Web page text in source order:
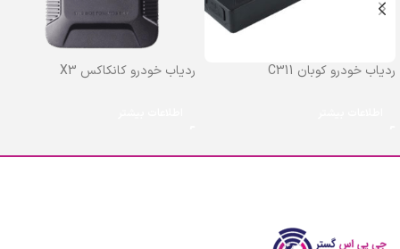
ردیاب خودرو کوبان C311 ردیاب خودرو کانکاکس X3